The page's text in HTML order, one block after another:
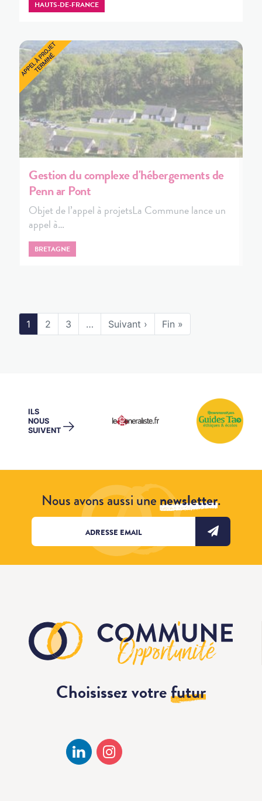
HAUTS-DE-FRANCE
Gestion du complexe d'hébergements de
Penn ar Pont
Objet de l’appel à projetsLa Commune lance un
appel à…
BRETAGNE
1 2 3 … Suivant › Fin »
ILS
NOUS
SUIVENT →
Nous avons aussi unenewsletter.
Choisissez votrefutur